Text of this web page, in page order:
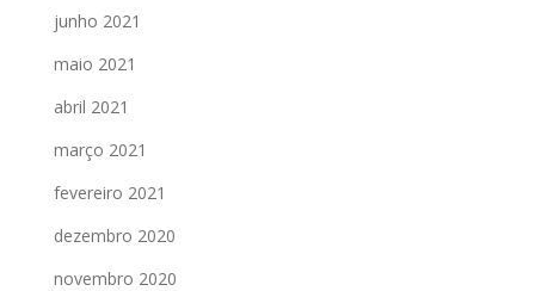
junho 2021
maio 2021
abril 2021
março 2021
fevereiro 2021
dezembro 2020
novembro 2020